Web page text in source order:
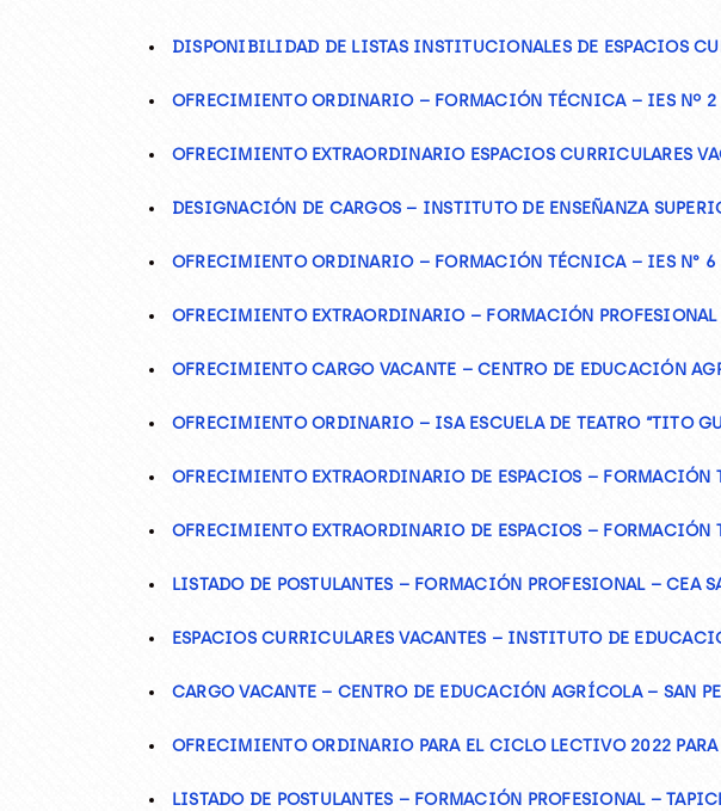
DISPONIBILIDAD DE LISTAS INSTITUCIONALES DE ESPACIOS
OFRECIMIENTO ORDINARIO – FORMACIÓN TÉCNICA – IES Nº
OFRECIMIENTO EXTRAORDINARIO ESPACIOS CURRICULARES
DESIGNACIÓN DE CARGOS – INSTITUTO DE ENSEÑANZA
OFRECIMIENTO ORDINARIO – FORMACIÓN TÉCNICA – IES N° 6
OFRECIMIENTO EXTRAORDINARIO – FORMACIÓN
OFRECIMIENTO CARGO VACANTE – CENTRO DE EDUCACIÓN
OFRECIMIENTO ORDINARIO – ISA ESCUELA DE TEATRO “TITO
OFRECIMIENTO EXTRAORDINARIO DE ESPACIOS –
OFRECIMIENTO EXTRAORDINARIO DE ESPACIOS –
LISTADO DE POSTULANTES – FORMACIÓN PROFESIONAL – CEA
ESPACIOS CURRICULARES VACANTES – INSTITUTO DE
CARGO VACANTE – CENTRO DE EDUCACIÓN AGRÍCOLA – SAN
OFRECIMIENTO ORDINARIO PARA EL CICLO LECTIVO 2022 PARA
LISTADO DE POSTULANTES – FORMACIÓN PROFESIONAL –